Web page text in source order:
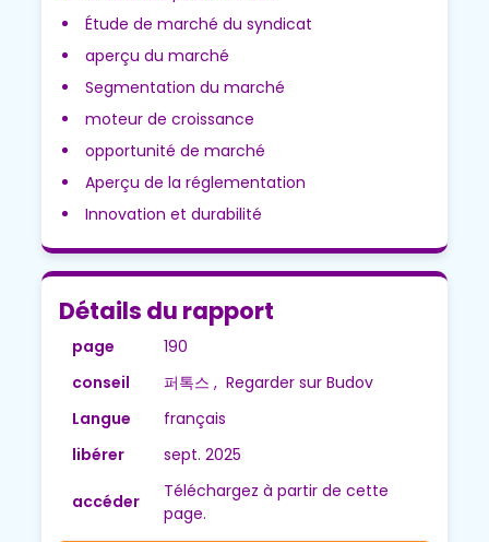
Étude de marché du syndicat
aperçu du marché
Segmentation du marché
moteur de croissance
opportunité de marché
Aperçu de la réglementation
Innovation et durabilité
Détails du rapport
page
190
conseil
퍼톡스 , Regarder sur Budov
Langue
français
libérer
sept. 2025
accéder
Téléchargez à partir de cette
page.